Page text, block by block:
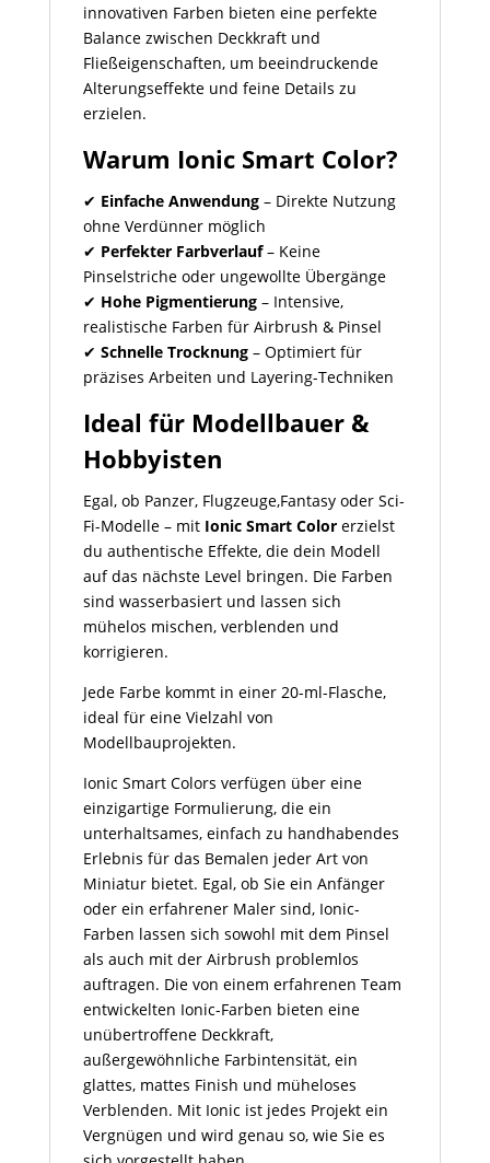
innovativen Farben bieten eine perfekte
Balance zwischen Deckkraft und
Fließeigenschaften, um beeindruckende
Alterungseffekte und feine Details zu
erzielen.
Warum Ionic Smart Color?
✔ Einfache Anwendung– Direkte Nutzung
ohne Verdünner möglich
✔ Perfekter Farbverlauf– Keine
Pinselstriche oder ungewollte Übergänge
✔ Hohe Pigmentierung– Intensive,
realistische Farben für Airbrush & Pinsel
✔ Schnelle Trocknung– Optimiert für
präzises Arbeiten und Layering-Techniken
Ideal für Modellbauer &
Hobbyisten
Egal, ob Panzer, Flugzeuge,Fantasy oder Sci-
Fi-Modelle – mit Ionic Smart Colorerzielst
du authentische Effekte, die dein Modell
auf das nächste Level bringen. Die Farben
sind wasserbasiert und lassen sich
mühelos mischen, verblenden und
korrigieren.
Jede Farbe kommt in einer 20-ml-Flasche,
ideal für eine Vielzahl von
Modellbauprojekten.
Ionic Smart Colors verfügen über eine
einzigartige Formulierung, die ein
unterhaltsames, einfach zu handhabendes
Erlebnis für das Bemalen jeder Art von
Miniatur bietet. Egal, ob Sie ein Anfänger
oder ein erfahrener Maler sind, Ionic-
Farben lassen sich sowohl mit dem Pinsel
als auch mit der Airbrush problemlos
auftragen. Die von einem erfahrenen Team
entwickelten Ionic-Farben bieten eine
unübertroffene Deckkraft,
außergewöhnliche Farbintensität, ein
glattes, mattes Finish und müheloses
Verblenden. Mit Ionic ist jedes Projekt ein
Vergnügen und wird genau so, wie Sie es